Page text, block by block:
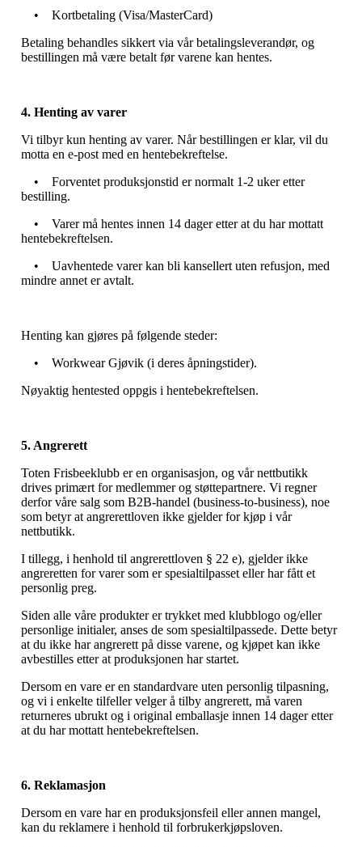
• Kortbetaling (Visa/MasterCard)
Betaling behandles sikkert via vår betalingsleverandør, og
bestillingen må være betalt før varene kan hentes.
4. Henting av varer
Vi tilbyr kun henting av varer. Når bestillingen er klar, vil du
motta en e-post med en hentebekreftelse.
• Forventet produksjonstid er normalt 1-2 uker etter
bestilling.
• Varer må hentes innen 14 dager etter at du har mottatt
hentebekreftelsen.
• Uavhentede varer kan bli kansellert uten refusjon, med
mindre annet er avtalt.
Henting kan gjøres på følgende steder:
• Workwear Gjøvik (i deres åpningstider).
Nøyaktig hentested oppgis i hentebekreftelsen.
5. Angrerett
Toten Frisbeeklubb er en organisasjon, og vår nettbutikk
drives primært for medlemmer og støttepartnere. Vi regner
derfor våre salg som B2B-handel (business-to-business), noe
som betyr at angrerettloven ikke gjelder for kjøp i vår
nettbutikk.
I tillegg, i henhold til angrerettloven § 22 e), gjelder ikke
angreretten for varer som er spesialtilpasset eller har fått et
personlig preg.
Siden alle våre produkter er trykket med klubblogo og/eller
personlige initialer, anses de som spesialtilpassede. Dette betyr
at du ikke har angrerett på disse varene, og kjøpet kan ikke
avbestilles etter at produksjonen har startet.
Dersom en vare er en standardvare uten personlig tilpasning,
og vi i enkelte tilfeller velger å tilby angrerett, må varen
returneres ubrukt og i original emballasje innen 14 dager etter
at du har mottatt hentebekreftelsen.
6. Reklamasjon
Dersom en vare har en produksjonsfeil eller annen mangel,
kan du reklamere i henhold til forbrukerkjøpsloven.